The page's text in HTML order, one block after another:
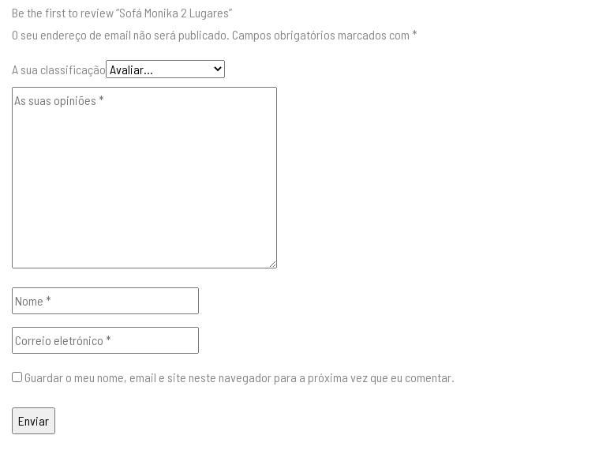
Be the first to review “Sofá Monika 2 Lugares”
O seu endereço de email não será publicado. Campos obrigatórios marcados com *
A sua classificação
Guardar o meu nome, email e site neste navegador para a próxima vez que eu comentar.